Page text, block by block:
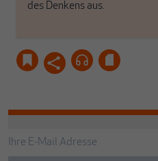
des Denkens aus.